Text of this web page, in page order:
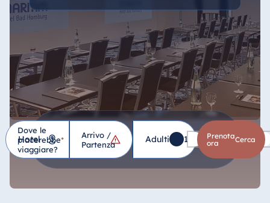
Dove le
piacerebbe
viaggiare?
*
Hotel
Arrivo /
Partenza
Adulti 1 Bambini 0
Prenota
ora
cerca